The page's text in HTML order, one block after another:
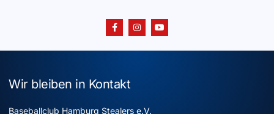
Wir bleiben in Kontakt
Baseballclub Hamburg Stealers e.V.